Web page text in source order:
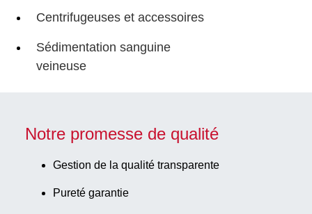
Centrifugeuses et accessoires
Sédimentation sanguine
veineuse
Notre promesse de qualité
Gestion de la qualité transparente
Pureté garantie